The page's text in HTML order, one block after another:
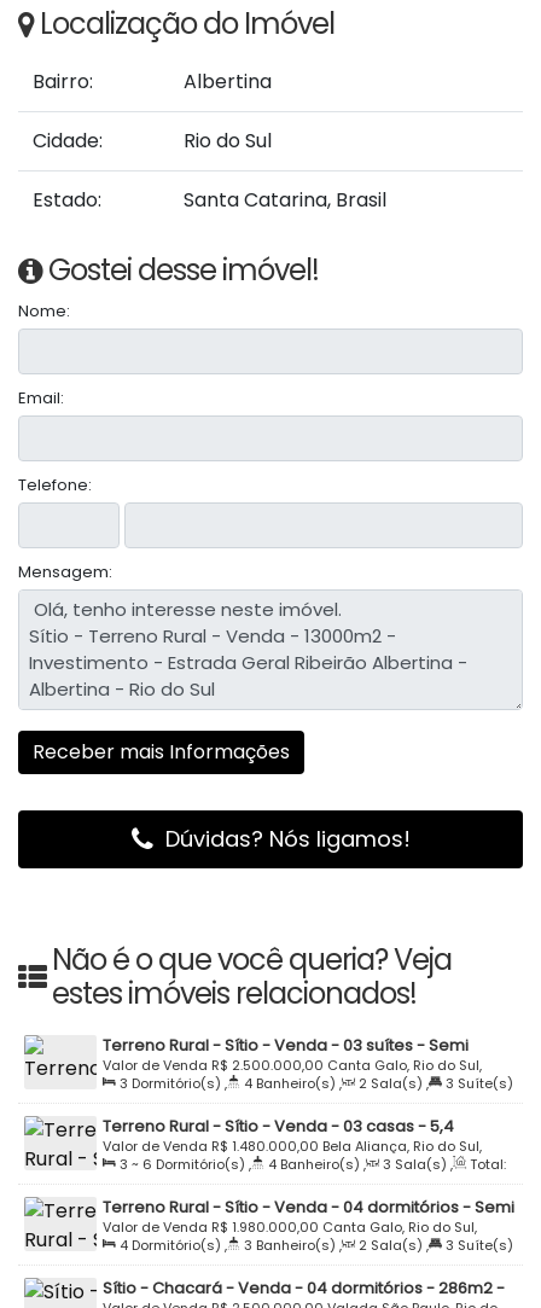
Localização do Imóvel
Bairro: Albertina
Cidade: Rio do Sul
Estado: Santa Catarina, Brasil
Gostei desse imóvel!
Nome:
Email:
Telefone:
Mensagem:
Dúvidas? Nós ligamos!
Não é o que você queria? Veja
estes imóveis relacionados!
Terreno Rural - Sítio - Venda - 03 suítes - Semi
Mobiliado - 40611m2 - Estrada do Redentor - Canta
Galo - Rio do Sul
R$ 2.500.000,00
Valor de Venda
Canta Galo, Rio do Sul,
Santa Catarina, Brasil
3 Dormitório(s) , 4 Banheiro(s) , 2 Sala(s) , 3 Suíte(s)
,
Total:261.47m² , 2 Vaga(s), Terreno: 40611.87m²
Terreno Rural - Sítio - Venda - 03 casas - 5,4
hectares - 54.830m2 - Lagoa - Riacho -
Investimento - Braço Ribeirão Matador - Braço Bela
Aliança - Bela Aliança - Rio do Sul
R$ 1.480.000,00
Valor de Venda
Bela Aliança, Rio do Sul,
Santa Catarina, Brasil
3 ~ 6 Dormitório(s) , 4 Banheiro(s) , 3 Sala(s) ,
Total:
300.00m² , 2 Vaga(s), Terreno: 54830.00m²
Terreno Rural - Sítio - Venda - 04 dormitórios - Semi
Mobiliado - Piscina - 20000m2 - Estrada do
Redentor - Canta Galo - Rio do Sul
R$ 1.980.000,00
Valor de Venda
Canta Galo, Rio do Sul,
Santa Catarina, Brasil
4 Dormitório(s) , 3 Banheiro(s) , 2 Sala(s) , 3 Suíte(s)
,
Total:300.00m², 3Vaga(s) , Terreno:20000.00m²
Sítio - Chacará - Venda - 04 dormitórios - 286m2 -